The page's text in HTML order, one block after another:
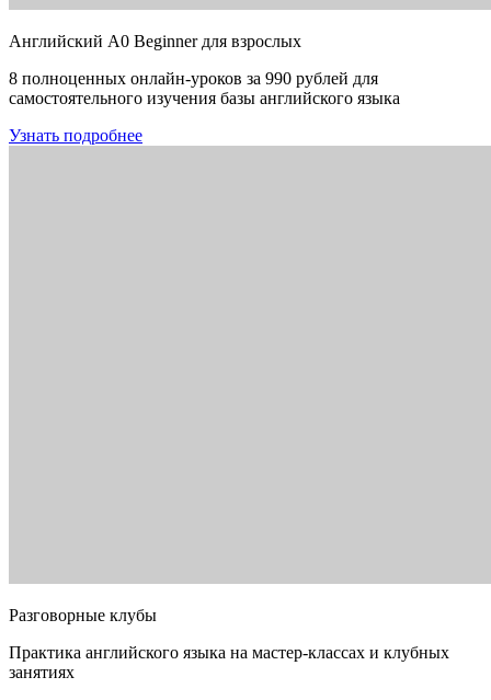
Английский A0 Beginner для взрослых
8 полноценных онлайн-уроков за 990 рублей для
самостоятельного изучения базы английского языка
Узнать подробнее
Разговорные клубы
Практика английского языка на мастер-классах и клубных
занятиях